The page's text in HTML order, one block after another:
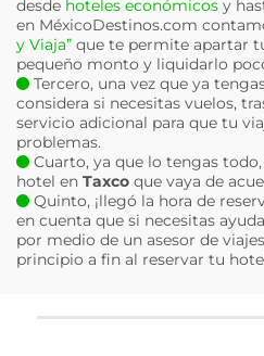
desde hoteles económicos y
en MéxicoDestinos.com
y Viaja” que te permite apartar
pequeño monto y liquidarlo
Tercero, una vez que ya
considera si necesitas vuelos,
servicio adicional para que tu
problemas.
Cuarto, ya que lo tengas
hotel en Taxco que vaya de
Quinto, ¡llegó la hora de
en cuenta que si necesitas
por medio de un asesor de
principio a fin al reservar tu